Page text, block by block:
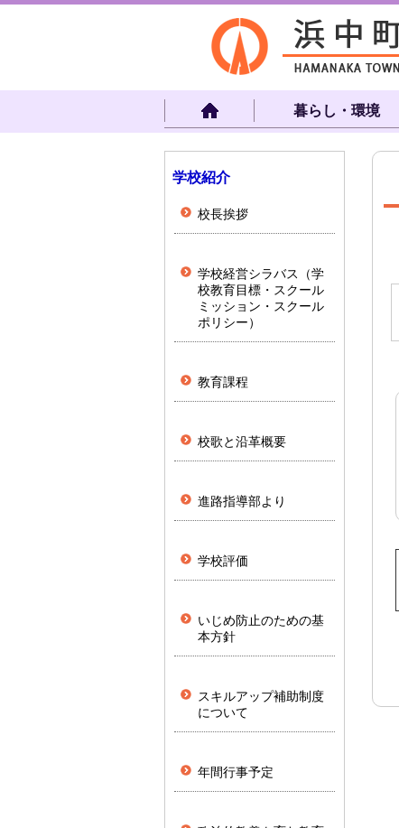
暮らし・環境
学校紹介
校長挨拶
学校経営シラバス（学
校教育目標・スクール
ミッション・スクール
ポリシー）
教育課程
校歌と沿革概要
進路指導部より
学校評価
いじめ防止のための基
本方針
スキルアップ補助制度
について
年間行事予定